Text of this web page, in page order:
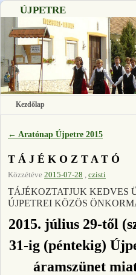
ÚJPETRE
Kezdőlap
Bejegyzés navigáció
← Aratónap Újpetre 2015
T Á J É K O Z T A T Ó
Közzétéve 2015-07-28 czisti
TÁJÉKOZTATJUK KEDVES
ÚJPETREI KÖZÖS
2015. július 29-től
31-ig (péntekig)
áramszünet